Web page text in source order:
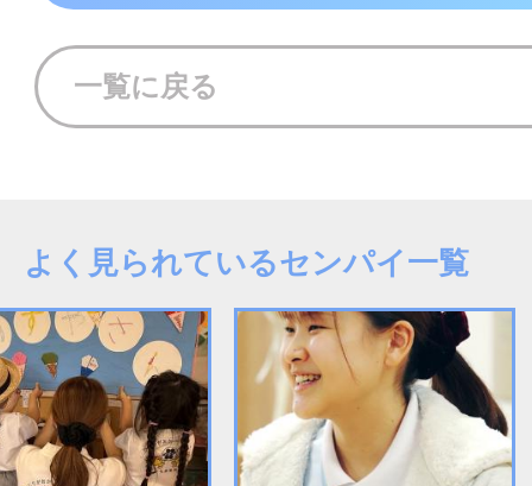
一覧に戻る
よく見られているセンパイ一覧